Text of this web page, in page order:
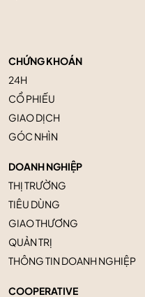
CHỨNG KHOÁN
24H
CỔ PHIẾU
GIAO DỊCH
GÓC NHÌN
DOANH NGHIỆP
THỊ TRƯỜNG
TIÊU DÙNG
GIAO THƯƠNG
QUẢN TRỊ
THÔNG TIN DOANH NGHIỆP
COOPERATIVE